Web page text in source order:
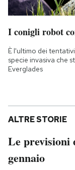
I conigli robot
È l'ultimo dei
specie invasiva che
Everglades
ALTRE STORIE
Le previsioni
gennaio